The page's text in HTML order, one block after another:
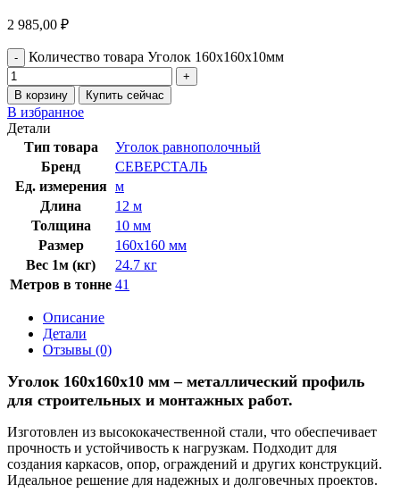
2 985,00 ₽
Количество товара Уголок 160х160х10мм
В корзину Купить сейчас
В избранное
Детали
Тип товара
Уголок равнополочный
Бренд
СЕВЕРСТАЛЬ
Ед. измерения м
Длина
12 м
Толщина
10 мм
Размер
160х160 мм
Вес 1м (кг)
24.7 кг
Метров в тонне 41
Описание
Детали
Отзывы (0)
Уголок 160х160х10 мм – металлический профиль
для строительных и монтажных работ.
Изготовлен из высококачественной стали, что обеспечивает
прочность и устойчивость к нагрузкам. Подходит для
создания каркасов, опор, ограждений и других конструкций.
Идеальное решение для надежных и долговечных проектов.